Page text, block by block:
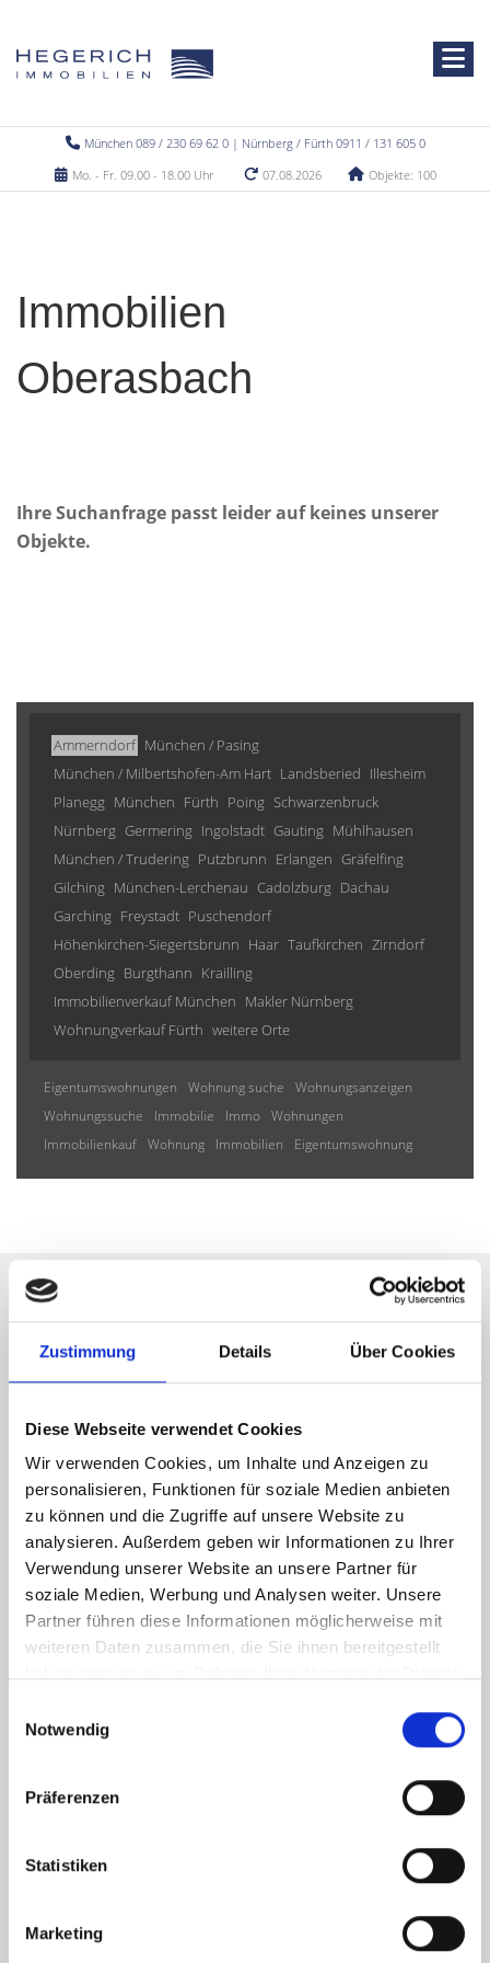
Zustimmung Details Über Cookies
Diese Webseite verwendet Cookies
Wir verwenden Cookies, um Inhalte und Anzeigen zu
personalisieren, Funktionen für soziale Medien anbieten
zu können und die Zugriffe auf unsere Website zu
analysieren. Außerdem geben wir Informationen zu Ihrer
Verwendung unserer Website an unsere Partner für
soziale Medien, Werbung und Analysen weiter. Unsere
Partner führen diese Informationen möglicherweise mit
weiteren Daten zusammen, die Sie ihnen bereitgestellt
Notwendig
Präferenzen
Statistiken
Marketing
München 089 / 230 69 62 0 | Nürnberg / Fürth 0911 / 131 605 0
Mo. - Fr. 09.00 - 18.00 Uhr
07.08.2026 Objekte: 100
Immobilien
Oberasbach
Ihre Suchanfrage passt leider auf keines unserer
Objekte.
Ammerndorf München / Pasing
München / Milbertshofen-Am Hart Landsberied Illesheim
Planegg München Fürth Poing Schwarzenbruck
Nürnberg Germering Ingolstadt Gauting Mühlhausen
München / Trudering Putzbrunn Erlangen Gräfelfing
Gilching München-Lerchenau Cadolzburg Dachau
Garching Freystadt Puschendorf
Höhenkirchen-Siegertsbrunn Haar Taufkirchen Zirndorf
Oberding Burgthann Krailling
Immobilienverkauf München Makler Nürnberg
Wohnungverkauf Fürth weitere Orte
Eigentumswohnungen Wohnung suche
Wohnungsanzeigen
Wohnungssuche
Immobilie Immo Wohnungen
Immobilienkauf Wohnung Immobilien Eigentumswohnung
Wir informieren Sie
automatisch über passende
neue Angebote
zu, dass meine Angaben und Daten zur Beantwortung meiner Anfrage
Hinweis: Sie können Ihre Einwilligung jederzeit für die Zukunft per E-Mail
an info@hegerich-immobilien.de widerrufen. *